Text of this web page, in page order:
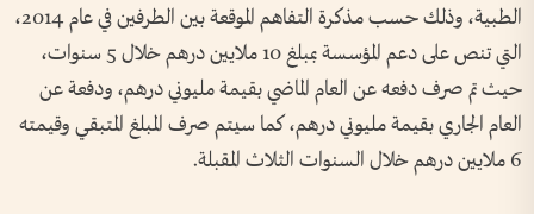
الطبية، وذلك حسب مذكرة التفاهم الموقعة بين الطرفين في عام 2014،
التي تنص على دعم المؤسسة بمبلغ 10 ملايين درهم خلال 5 سنوات،
حيث تم صرف دفعه عن العام الماضي بقيمة مليوني درهم، ودفعة عن
العام الجاري بقيمة مليوني درهم، كما سيتم صرف المبلغ المتبقي وقيمته
6 ملايين درهم خلال السنوات الثلاث المقبلة.